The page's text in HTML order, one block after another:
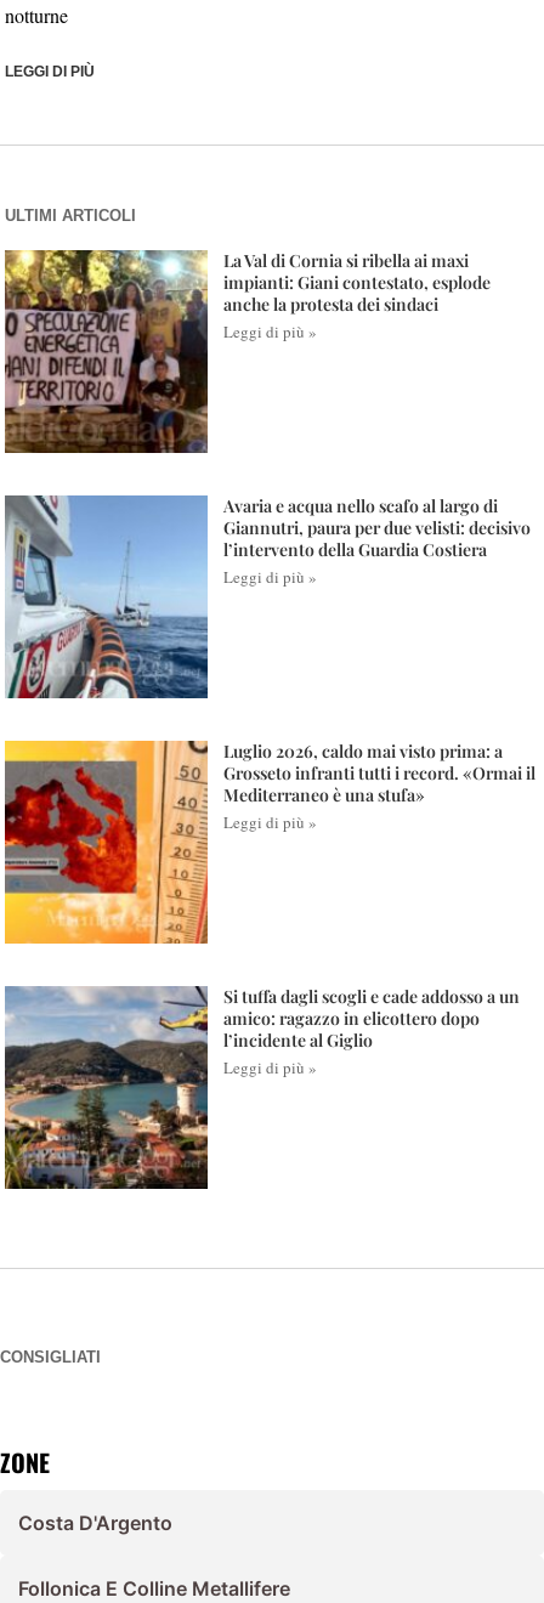
notturne
LEGGI DI PIÙ
ULTIMI ARTICOLI
La Val di Cornia si ribella ai maxi
impianti: Giani contestato, esplode
anche la protesta dei sindaci
Leggi di più »
Avaria e acqua nello scafo al largo di
Giannutri, paura per due velisti: decisivo
l’intervento della Guardia Costiera
Leggi di più »
Luglio 2026, caldo mai visto prima: a
Grosseto infranti tutti i record. «Ormai il
Mediterraneo è una stufa»
Leggi di più »
Si tuffa dagli scogli e cade addosso a un
amico: ragazzo in elicottero dopo
l’incidente al Giglio
Leggi di più »
CONSIGLIATI
ZONE
Costa D'Argento
Follonica E Colline Metallifere